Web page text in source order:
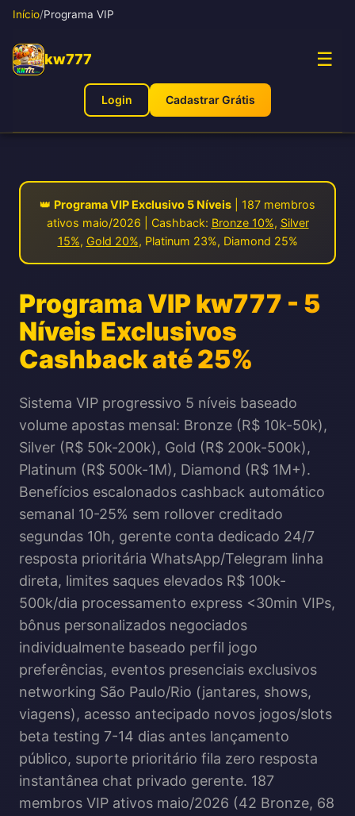
Início/Programa VIP
kw777 ☰
Login Cadastrar Grátis
👑 Programa VIP Exclusivo 5 Níveis | 187 membros
ativos maio/2026 | Cashback: Bronze 10%, Silver
15%, Gold 20%, Platinum 23%, Diamond 25%
Programa VIP kw777 - 5
Níveis Exclusivos
Cashback até 25%
Sistema VIP progressivo 5 níveis baseado
volume apostas mensal: Bronze (R$ 10k-50k),
Silver (R$ 50k-200k), Gold (R$ 200k-500k),
Platinum (R$ 500k-1M), Diamond (R$ 1M+).
Benefícios escalonados cashback automático
semanal 10-25% sem rollover creditado
segundas 10h, gerente conta dedicado 24/7
resposta prioritária WhatsApp/Telegram linha
direta, limites saques elevados R$ 100k-
500k/dia processamento express <30min VIPs,
bônus personalizados negociados
individualmente baseado perfil jogo
preferências, eventos presenciais exclusivos
networking São Paulo/Rio (jantares, shows,
viagens), acesso antecipado novos jogos/slots
beta testing 7-14 dias antes lançamento
público, suporte prioritário fila zero resposta
instantânea chat privado gerente. 187
membros VIP ativos maio/2026 (42 Bronze, 68